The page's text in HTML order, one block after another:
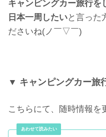
キャンピングカー旅行を
日本一周したいと言った
ださいね(ノ￣▽￣)
▼ キャンピングカー旅
こちらにて、随時情報を